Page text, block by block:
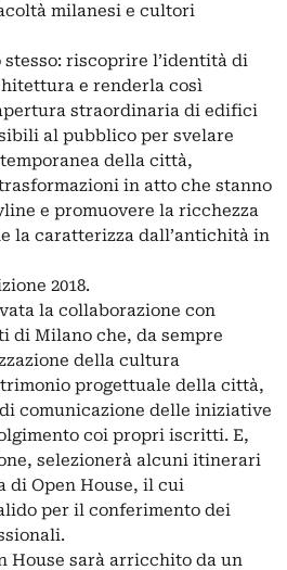
milanesi e cultori
stesso: riscoprire l’identità di
e renderla così
straordinaria di edifici
al pubblico per svelare
della città,
in atto che stanno
e promuovere la ricchezza
la caratterizza dall’antichità in
2018.
la collaborazione con
di Milano che, da sempre
della cultura
progettuale della città,
comunicazione delle iniziative
coi propri iscritti. E,
selezionerà alcuni itinerari
di Open House, il cui
per il conferimento dei
House sarà arricchito da un